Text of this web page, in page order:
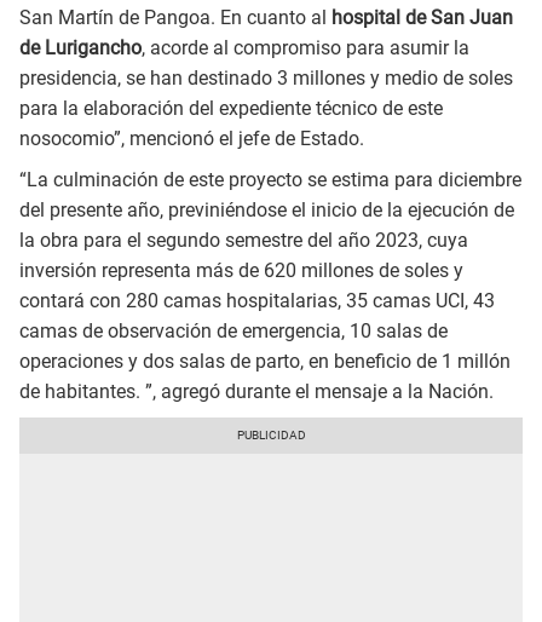
San Martín de Pangoa. En cuanto al hospital de San Juan
de Lurigancho, acorde al compromiso para asumir la
presidencia, se han destinado 3 millones y medio de soles
para la elaboración del expediente técnico de este
nosocomio”, mencionó el jefe de Estado.
“La culminación de este proyecto se estima para diciembre
del presente año, previniéndose el inicio de la ejecución de
la obra para el segundo semestre del año 2023, cuya
inversión representa más de 620 millones de soles y
contará con 280 camas hospitalarias, 35 camas UCI, 43
camas de observación de emergencia, 10 salas de
operaciones y dos salas de parto, en beneficio de 1 millón
de habitantes. ”, agregó durante el mensaje a la Nación.